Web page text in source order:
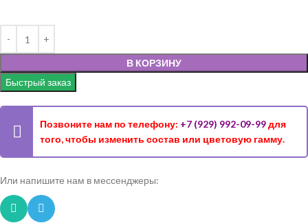
В КОРЗИНУ
Быстрый заказ
Позвоните нам по телефону: +7 (929) 992-09-99для
того, чтобы изменить состав или цветовую гамму.
Или напишите нам в мессенджеры: